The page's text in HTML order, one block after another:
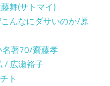
舞(サトマイ)
んなにダサいのか/原
著70/齋藤孝
/ 広瀬裕子
ト